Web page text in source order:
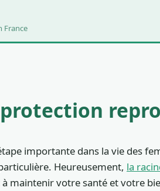
France
importante dans la vie des
Heureusement, la
maintenir votre santé et votre